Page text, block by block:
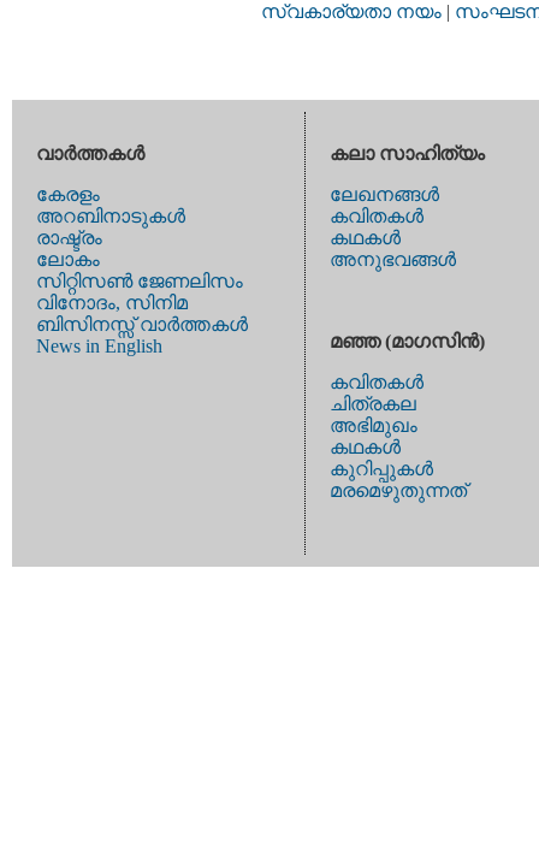
സ്വകാര്യതാ നയം |
വാര്‍ത്തകള്‍
കേരളം
അറബിനാടുകള്‍
രാഷ്ട്രം
ലോകം
സിറ്റിസണ്‍ ജേണലിസം
വിനോദം, സിനിമ
ബിസിനസ്സ് വാര്‍ത്തകള്‍
News in English
കലാ സാഹിത്യം
ലേഖനങ്ങള്‍
കവിതകള്‍
കഥകള്‍
അനുഭവങ്ങള്‍
മഞ്ഞ (മാഗസിന്‍)
കവിതകള്‍
ചിത്രകല
അഭിമുഖം
കഥകള്‍
കുറിപ്പുകള്‍
മരമെഴുതുന്നത്